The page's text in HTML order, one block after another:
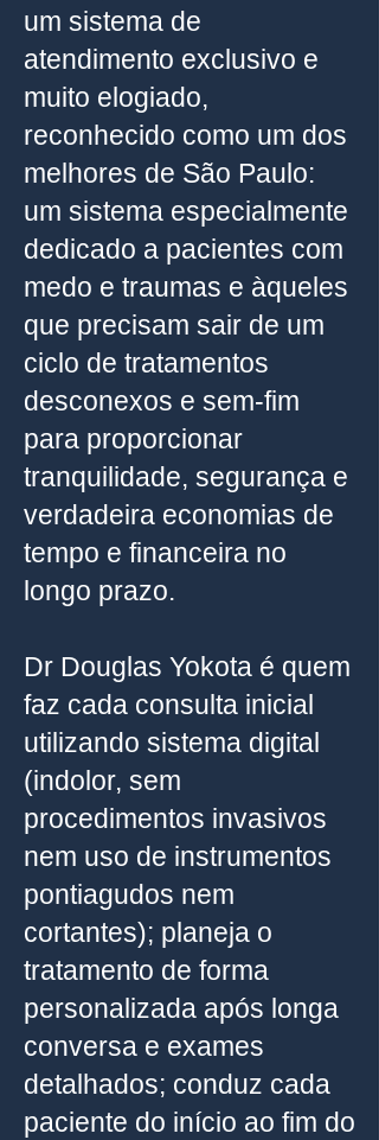
um sistema de
atendimento exclusivo e
muito elogiado,
reconhecido como um dos
melhores de São Paulo:
um sistema especialmente
dedicado a pacientes com
medo e traumas e àqueles
que precisam sair de um
ciclo de tratamentos
desconexos e sem-fim
para proporcionar
tranquilidade, segurança e
verdadeira economias de
tempo e financeira no
longo prazo.
Dr Douglas Yokota é quem
faz cada consulta inicial
utilizando sistema digital
(indolor, sem
procedimentos invasivos
nem uso de instrumentos
pontiagudos nem
cortantes); planeja o
tratamento de forma
personalizada após longa
conversa e exames
detalhados; conduz cada
paciente do início ao fim do